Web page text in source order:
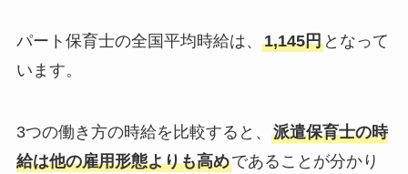
パート保育士の全国平均時給は、 1,145円となって
います。
3つの働き方の時給を比較すると、 派遣保育士の時
給は他の雇用形態よりも高めであることが分かり